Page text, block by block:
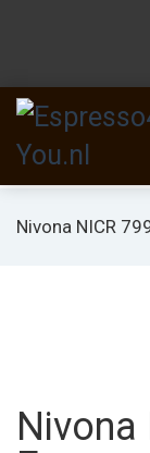
Nivona NICR
Nivona